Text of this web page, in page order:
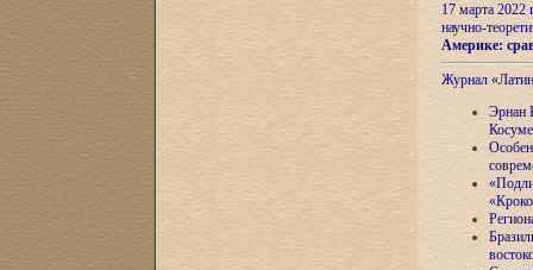
17 марта 2022
научно-
Америке:
Журнал
Эрнан